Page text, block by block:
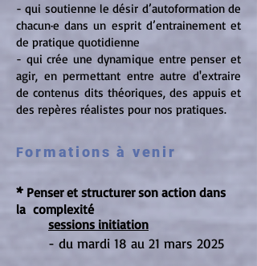
- qui soutienne le désir d’autoformation de
chacun·e dans un esprit d’entrainement et
de pratique quotidienne
- qui crée une dynamique entre penser et
agir, en permettant entre autre d'extraire
de contenus dits théoriques, des appuis et
des repères réalistes pour nos pratiques.
Formations à venir
* Penser et structurer son action dans
la complexité
sessions initiation
- du mardi 18 au 21 mars 2025